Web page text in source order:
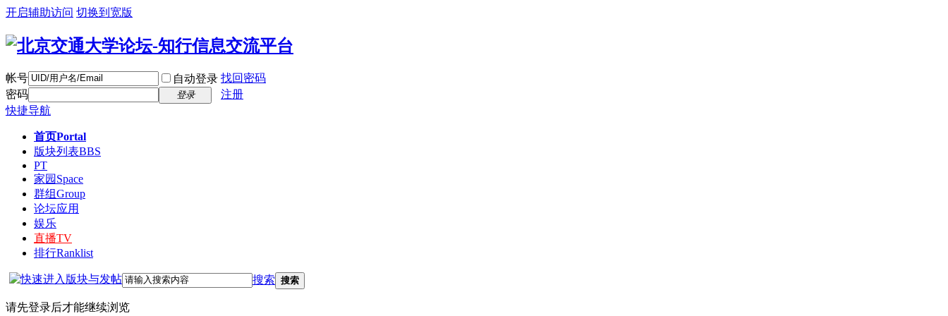
开启辅助访问 切换到宽版
帐号 自动登录 找回密码
密码
登录
注册
快捷导航
首页Portal
版块列表BBS
PT
家园 Space
群组Group
论坛应用
娱乐
直播TV
排行Ranklist
搜索 搜索
请先登录后才能继续浏览